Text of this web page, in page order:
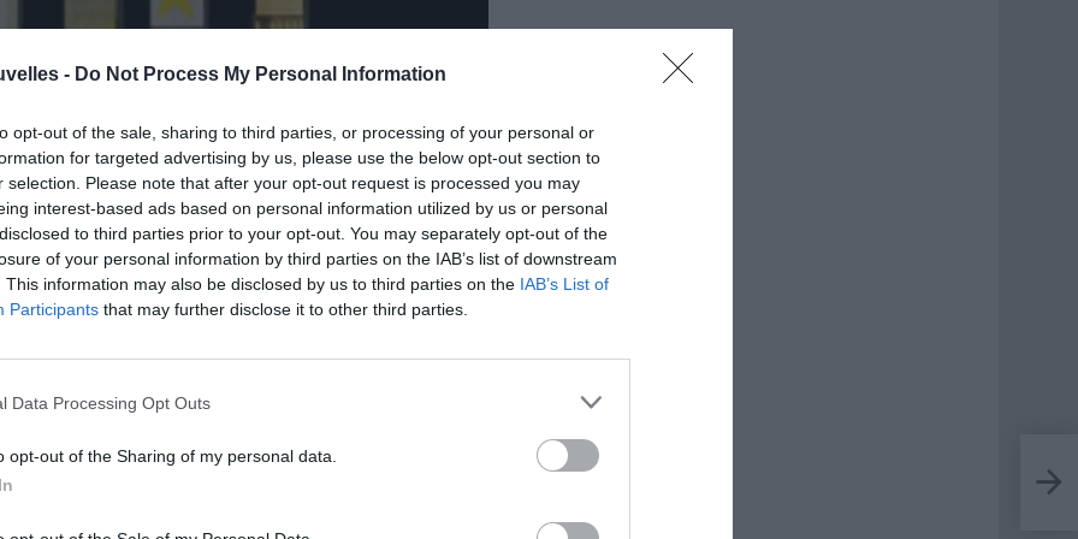
- Do Not Process My Personal Information
opt-out of the sale, sharing to third parties, or processing of your personal or
for targeted advertising by us, please use the below opt-out section to
selection. Please note that after your opt-out request is processed you may
interest-based ads based on personal information utilized by us or personal
to third parties prior to your opt-out. You may separately opt-out of the
of your personal information by third parties on the IAB’s list of downstream
This information may also be disclosed by us to third parties on the IAB’s List of
Participants that may further disclose it to other third parties.
Data Processing Opt Outs
opt-out of the Sharing of my personal data.
de la prime 600 euros pour plus de
ainsi que la mise en ligne du formulaire
devront soumettre pour la demande